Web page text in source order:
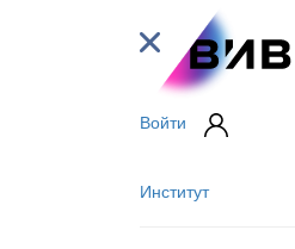
Войти
Институт